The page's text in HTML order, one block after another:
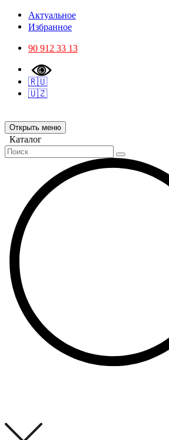
Актуальное
Избранное
90 912 33 13
🇷🇺
🇺🇿
Открыть меню
Каталог